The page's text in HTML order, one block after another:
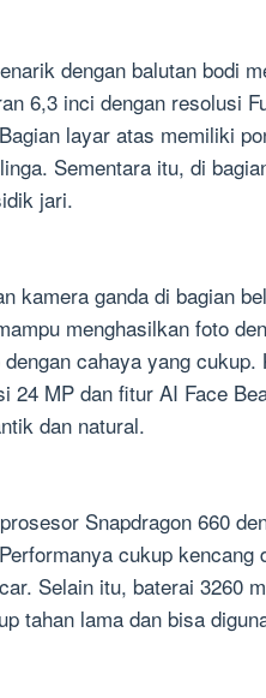
dengan balutan bodi
6,3 inci dengan resolusi
layar atas memiliki
Sementara itu, di
jari.
kamera ganda di bagian
menghasilkan foto
cahaya yang cukup.
24 MP dan fitur AI Face
dan natural.
Snapdragon 660
cukup kencang
Selain itu, baterai 3260
tahan lama dan bisa